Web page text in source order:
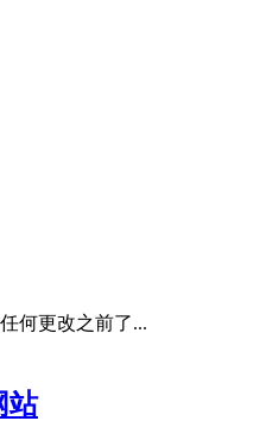
何更改之前了...
站